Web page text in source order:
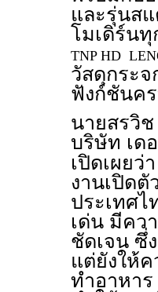
และรุ่นส
โมเดิร์น
TNP HD
วัสดุกระ
ฟังก์ชันค
นายสรวิ
บริษัท เด
เปิดเผย
งานเปิดตั
ประเทศ
เด่น มีคว
ชัดเจน ซึ่
แต่ยังให้
ทำอาหาร